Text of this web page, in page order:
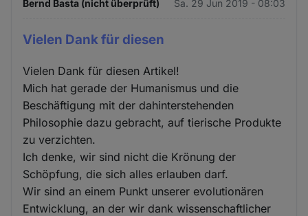
Bernd Basta (nicht überprüft) Sa. 29 Jun 2019 - 08:03
Vielen Dank für diesen
Vielen Dank für diesen Artikel!
Mich hat gerade der Humanismus und die
Beschäftigung mit der dahinterstehenden
Philosophie dazu gebracht, auf tierische Produkte
zu verzichten.
Ich denke, wir sind nicht die Krönung der
Schöpfung, die sich alles erlauben darf.
Wir sind an einem Punkt unserer evolutionären
Entwicklung, an der wir dank wissenschaftlicher